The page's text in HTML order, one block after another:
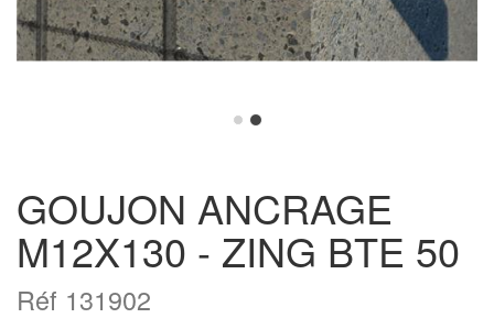
GOUJON ANCRAGE
M12X130 - ZING BTE 50
Réf 131902